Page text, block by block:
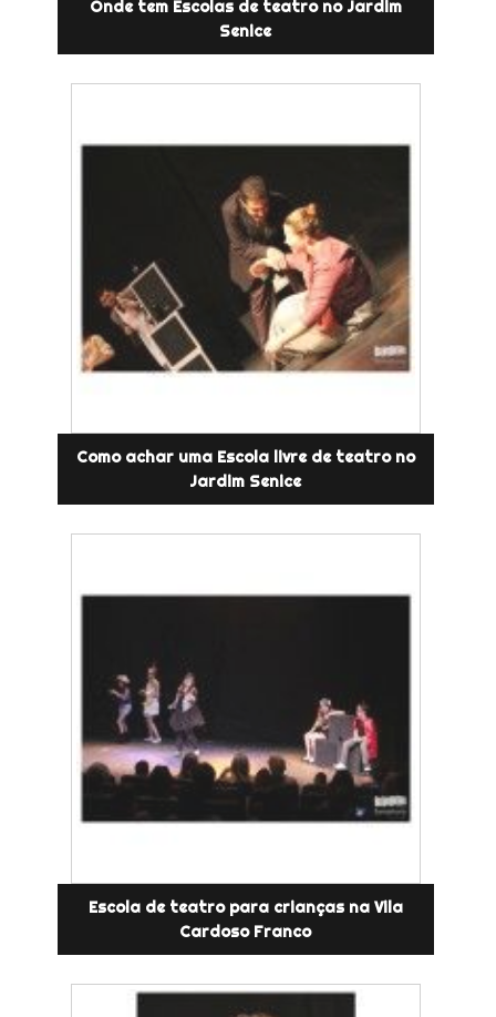
Onde tem Escolas de teatro no Jardim
Senice
Como achar uma Escola livre de teatro no
Jardim Senice
Escola de teatro para crianças na Vila
Cardoso Franco